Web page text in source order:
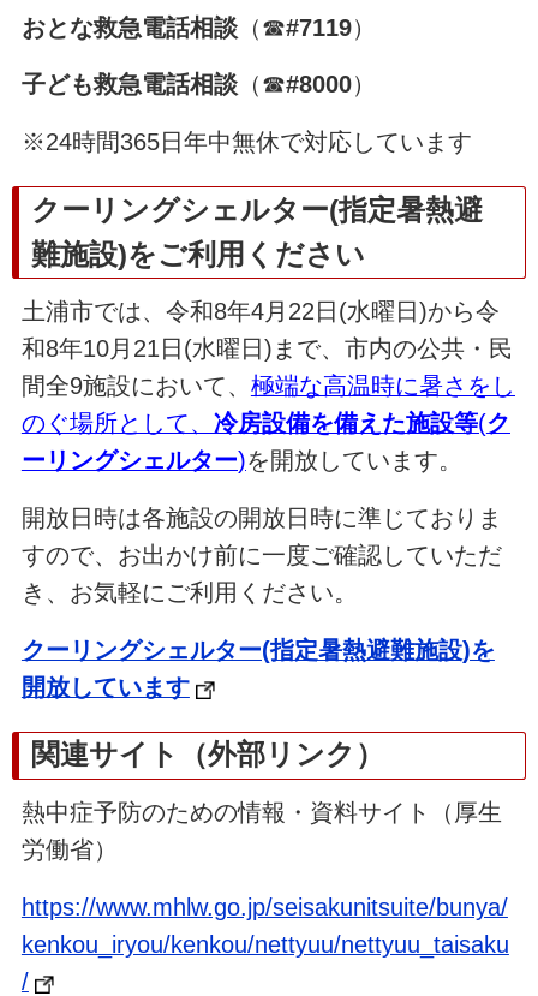
おとな救急電話相談（☎#7119）
子ども救急電話相談（☎#8000）
※24時間365日年中無休で対応しています
クーリングシェルター(指定暑熱避
難施設)をご利用ください
土浦市では、令和8年4月22日(水曜日)から令
和8年10月21日(水曜日)まで、市内の公共・民
間全9施設において、 極端な高温時に暑さをし
のぐ場所として、 冷房設備を備えた施設等(ク
ーリングシェルター)を開放しています。
開放日時は各施設の開放日時に準じておりま
すので、お出かけ前に一度ご確認していただ
き、お気軽にご利用ください。
クーリングシェルター(指定暑熱避難施設)を
開放しています
関連サイト（外部リンク）
熱中症予防のための情報・資料サイト（厚生
労働省）
https://www.mhlw.go.jp/seisakunitsuite/bunya/
kenkou_iryou/kenkou/nettyuu/nettyuu_taisaku
/